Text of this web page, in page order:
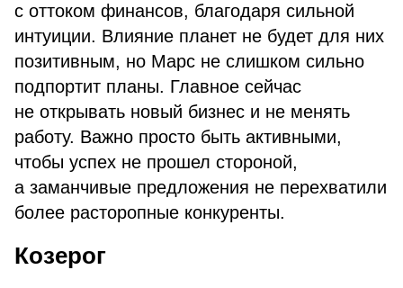
с оттоком финансов, благодаря сильной
интуиции. Влияние планет не будет для них
позитивным, но Марс не слишком сильно
подпортит планы. Главное сейчас
не открывать новый бизнес и не менять
работу. Важно просто быть активными,
чтобы успех не прошел стороной,
а заманчивые предложения не перехватили
более расторопные конкуренты.
Козерог